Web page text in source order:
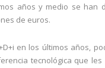
años y medio se han
de euros.
en los últimos años,
tecnológica que les